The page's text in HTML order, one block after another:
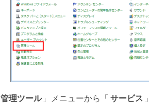
管理ツール 」メニューから「 サービス